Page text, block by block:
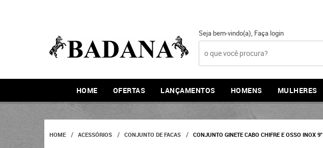
Seja bem-vindo(a), Faça login
HOME OFERTAS LANÇAMENTOS HOMENS MULHERES
HOME ACESSÓRIOS CONJUNTO DE FACAS CONJUNTO GINETE CABO CHIFRE E OSSO INOX 9''